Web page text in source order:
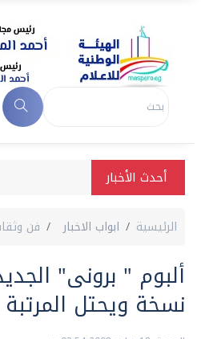
أحدث الأخبار
الرئيسية ابواب الاخبار فن
نسخة ويحتل المرتبة